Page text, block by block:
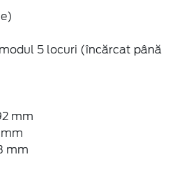
5 locuri (încărcat până
mm
mm